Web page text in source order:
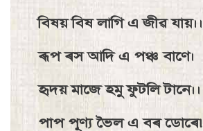
বিষয় বিষ লাগি এ জীৱ যায়।।
ৰূপ ৰস আদি এ পঞ্চ বাণে।
হৃদয় মাজে হমু ফুটলি টানে।।
পাপ পূণ্য ভৈল এ বৰ ডােৰে৷